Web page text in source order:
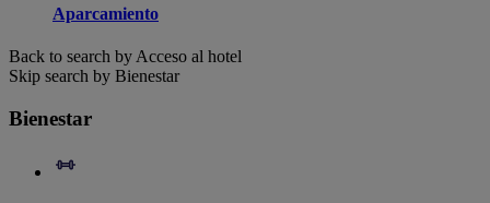
Aparcamiento
Back to search by Acceso al hotel
Skip search by Bienestar
Bienestar